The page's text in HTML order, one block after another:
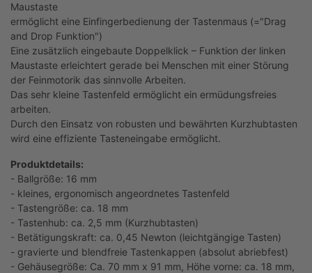
Maustaste
ermöglicht eine Einfingerbedienung der Tastenmaus (="Drag
and Drop Funktion")
Eine zusätzlich eingebaute Doppelklick – Funktion der linken
Maustaste erleichtert gerade bei Menschen mit einer Störung
der Feinmotorik das sinnvolle Arbeiten.
Das sehr kleine Tastenfeld ermöglicht ein ermüdungsfreies
arbeiten.
Durch den Einsatz von robusten und bewährten Kurzhubtasten
wird eine effiziente Tasteneingabe ermöglicht.
Produktdetails:
- Ballgröße: 16 mm
- kleines, ergonomisch angeordnetes Tastenfeld
- Tastengröße: ca. 18 mm
- Tastenhub: ca. 2,5 mm (Kurzhubtasten)
- Betätigungskraft: ca. 0,45 Newton (leichtgängige Tasten)
- gravierte und blendfreie Tastenkappen (absolut abriebfest)
- Gehäusegröße: Ca. 70 mm x 91 mm, Höhe vorne: ca. 18 mm,